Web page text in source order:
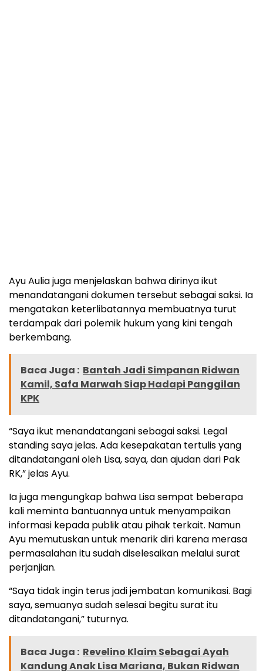
Ayu Aulia juga menjelaskan bahwa dirinya ikut
menandatangani dokumen tersebut sebagai saksi. Ia
mengatakan keterlibatannya membuatnya turut
terdampak dari polemik hukum yang kini tengah
berkembang.
Baca Juga : Bantah Jadi Simpanan Ridwan
Kamil, Safa Marwah Siap Hadapi Panggilan
KPK
“Saya ikut menandatangani sebagai saksi. Legal
standing saya jelas. Ada kesepakatan tertulis yang
ditandatangani oleh Lisa, saya, dan ajudan dari Pak
RK,” jelas Ayu.
Ia juga mengungkap bahwa Lisa sempat beberapa
kali meminta bantuannya untuk menyampaikan
informasi kepada publik atau pihak terkait. Namun
Ayu memutuskan untuk menarik diri karena merasa
permasalahan itu sudah diselesaikan melalui surat
perjanjian.
“Saya tidak ingin terus jadi jembatan komunikasi. Bagi
saya, semuanya sudah selesai begitu surat itu
ditandatangani,” tuturnya.
Baca Juga : Revelino Klaim Sebagai Ayah
Kandung Anak Lisa Mariana, Bukan Ridwan